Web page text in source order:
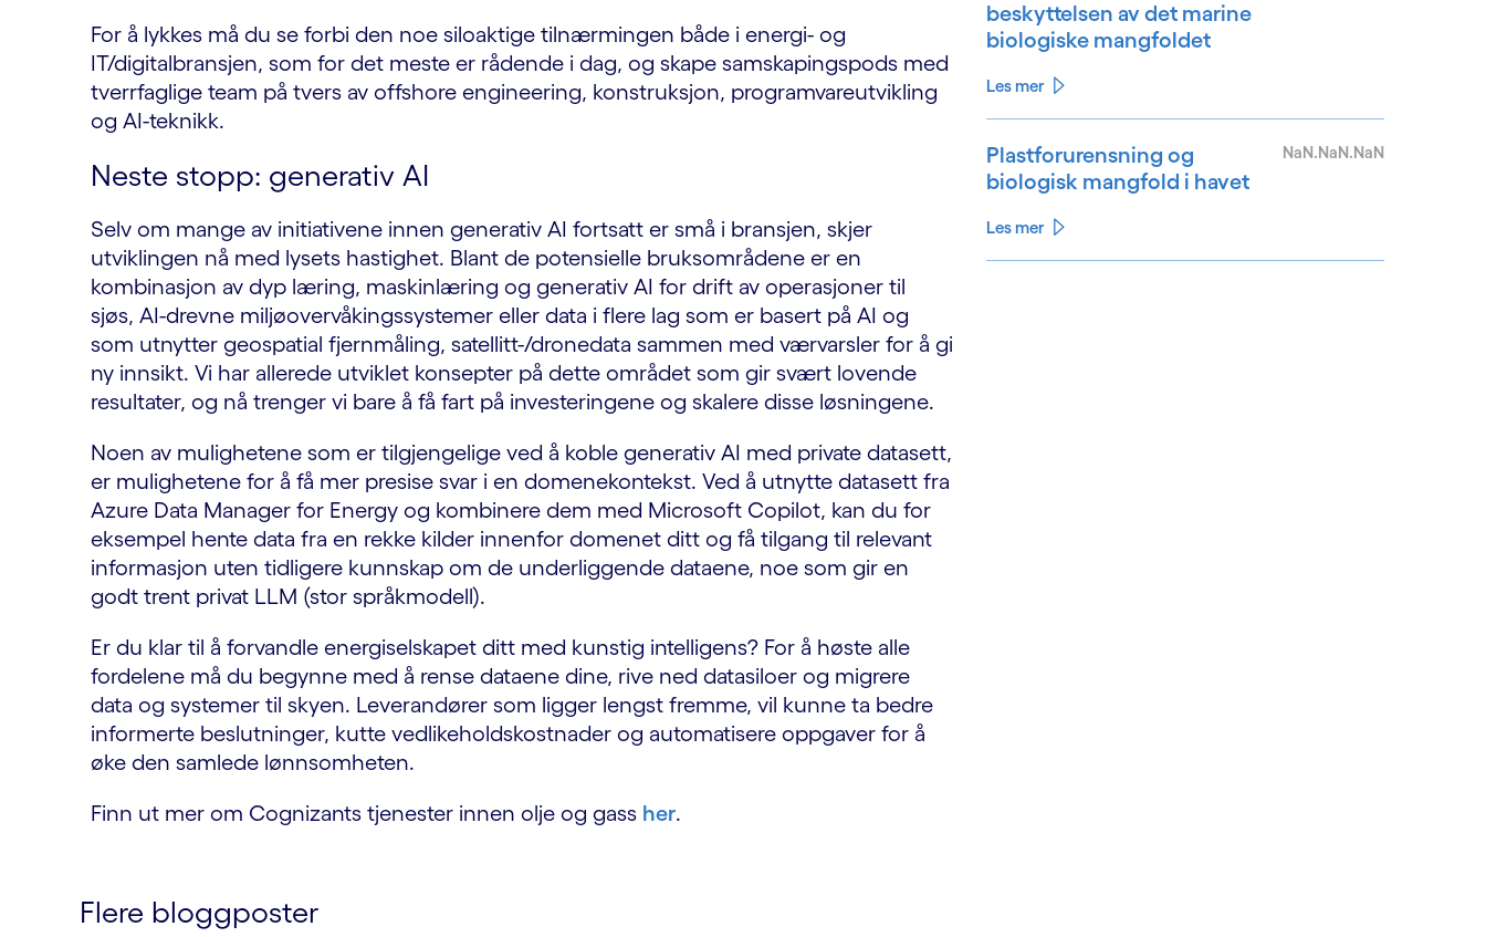
For å lykkes må du se forbi den noe siloaktige tilnærmingen både i energi- og
IT/digitalbransjen, som for det meste er rådende i dag, og skape samskapingspods med
tverrfaglige team på tvers av offshore engineering, konstruksjon, programvareutvikling
og AI-teknikk.
Neste stopp: generativ AI
Selv om mange av initiativene innen generativ AI fortsatt er små i bransjen, skjer
utviklingen nå med lysets hastighet. Blant de potensielle bruksområdene er en
kombinasjon av dyp læring, maskinlæring og generativ AI for drift av operasjoner til
sjøs, AI-drevne miljøovervåkingssystemer eller data i flere lag som er basert på AI og
som utnytter geospatial fjernmåling, satellitt-/dronedata sammen med værvarsler for å gi
ny innsikt. Vi har allerede utviklet konsepter på dette området som gir svært lovende
resultater, og nå trenger vi bare å få fart på investeringene og skalere disse løsningene.
Noen av mulighetene som er tilgjengelige ved å koble generativ AI med private datasett,
er mulighetene for å få mer presise svar i en domenekontekst. Ved å utnytte datasett fra
Azure Data Manager for Energy og kombinere dem med Microsoft Copilot, kan du for
eksempel hente data fra en rekke kilder innenfor domenet ditt og få tilgang til relevant
informasjon uten tidligere kunnskap om de underliggende dataene, noe som gir en
godt trent privat LLM (stor språkmodell).
Er du klar til å forvandle energiselskapet ditt med kunstig intelligens? For å høste alle
fordelene må du begynne med å rense dataene dine, rive ned datasiloer og migrere
data og systemer til skyen. Leverandører som ligger lengst fremme, vil kunne ta bedre
informerte beslutninger, kutte vedlikeholdskostnader og automatisere oppgaver for å
øke den samlede lønnsomheten.
Finn ut mer om Cognizants tjenester innen olje og gass her.
beskyttelsen av det marine
biologiske mangfoldet
Les mer
Plastforurensning og
biologisk mangfold i havet
NaN.NaN.NaN
Les mer
Flere bloggposter